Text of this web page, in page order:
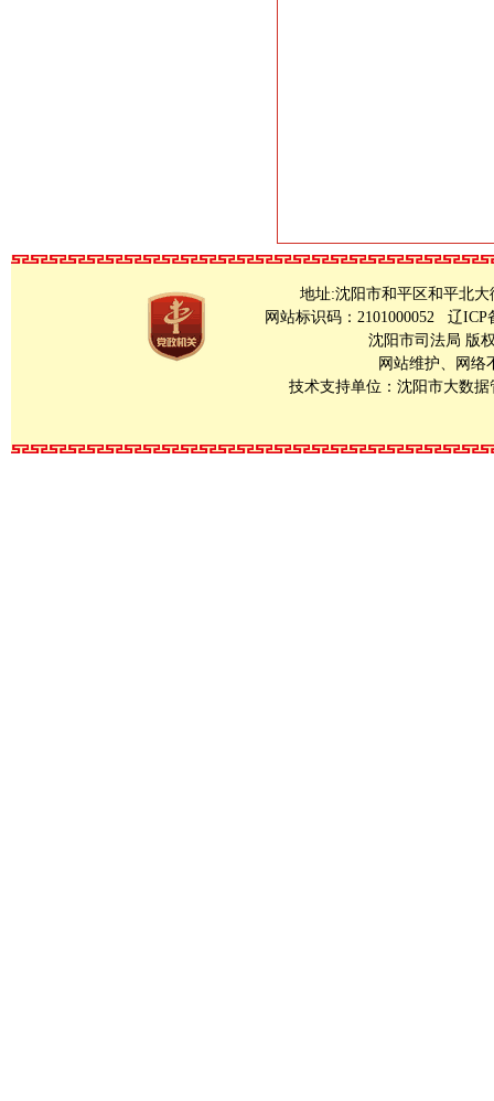
地址:沈阳市和平区和平北大
网站标识码：2101000052 辽ICP
沈阳市司法局 版
网站维护、网络
技术支持单位：沈阳市大数